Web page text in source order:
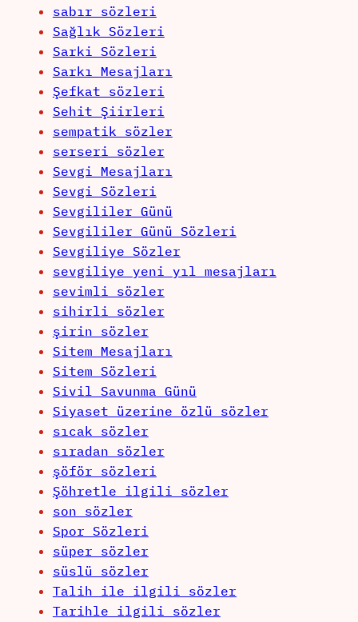
sabır sözleri
Sağlık Sözleri
Sarki Sözleri
Sarkı Mesajları
Şefkat sözleri
Sehit Şiirleri
sempatik sözler
serseri sözler
Sevgi Mesajları
Sevgi Sözleri
Sevgililer Günü
Sevgililer Günü Sözleri
Sevgiliye Sözler
sevgiliye yeni yıl mesajları
sevimli sözler
sihirli sözler
şirin sözler
Sitem Mesajları
Sitem Sözleri
Sivil Savunma Günü
Siyaset üzerine özlü sözler
sıcak sözler
sıradan sözler
şöför sözleri
Şöhretle ilgili sözler
son sözler
Spor Sözleri
süper sözler
süslü sözler
Talih ile ilgili sözler
Tarihle ilgili sözler